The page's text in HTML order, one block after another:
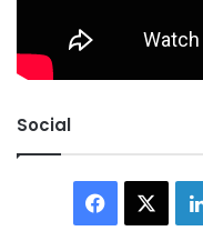
Social
Facebook